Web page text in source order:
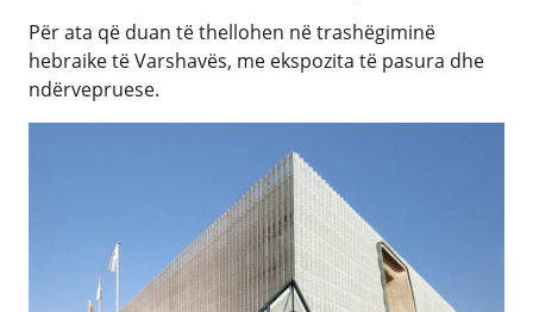
Për ata që duan të thellohen në trashëgiminë
hebraike të Varshavës, me ekspozita të pasura dhe
ndërvepruese.